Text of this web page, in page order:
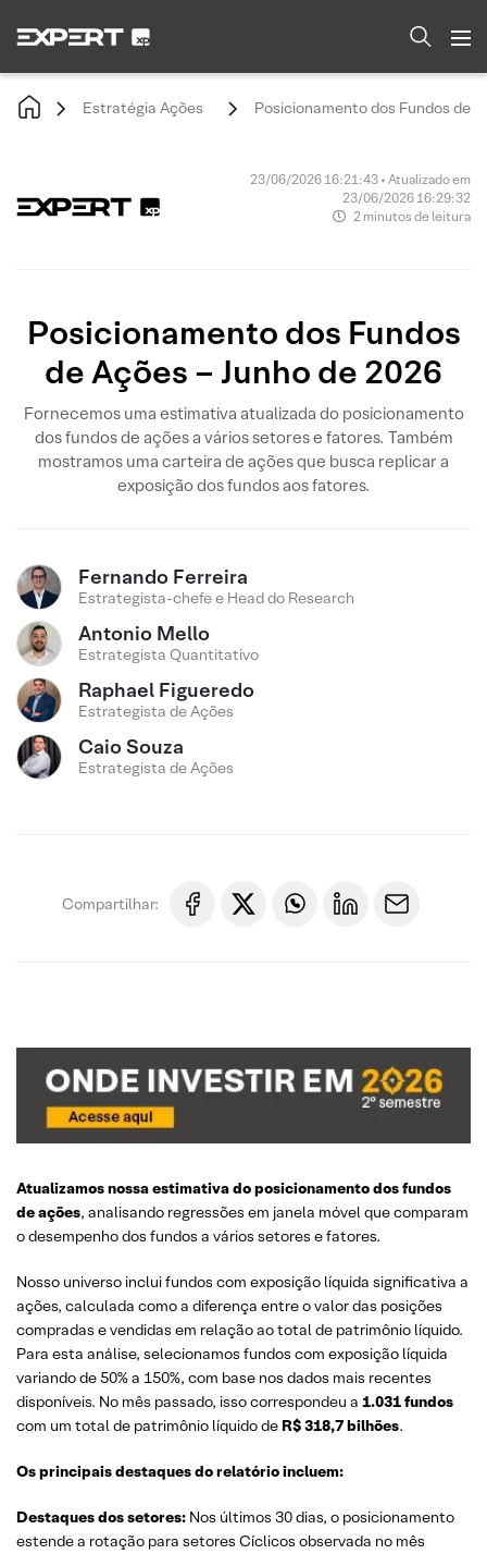
Estratégia Ações Posicionamento dos Fundos de
23/06/2026 16:21:43 • Atualizado em
23/06/2026 16:29:32
2 minutos de leitura
Posicionamento dos Fundos
de Ações – Junho de 2026
Fornecemos uma estimativa atualizada do posicionamento
dos fundos de ações a vários setores e fatores. Também
mostramos uma carteira de ações que busca replicar a
exposição dos fundos aos fatores.
Fernando Ferreira
Estrategista-chefe e Head do Research
Antonio Mello
Estrategista Quantitativo
Raphael Figueredo
Estrategista de Ações
Caio Souza
Estrategista de Ações
Compartilhar:
Atualizamos nossa estimativa do posicionamento dos fundos
de ações, analisando regressões em janela móvel que comparam
o desempenho dos fundos a vários setores e fatores.
Nosso universo inclui fundos com exposição líquida significativa a
ações, calculada como a diferença entre o valor das posições
compradas e vendidas em relação ao total de patrimônio líquido.
Para esta análise, selecionamos fundos com exposição líquida
variando de 50% a 150%, com base nos dados mais recentes
disponíveis. No mês passado, isso correspondeu a 1.031 fundos
com um total de patrimônio líquido de R$ 318,7 bilhões.
Os principais destaques do relatório incluem:
Destaques dos setores: Nos últimos 30 dias, o posicionamento
estende a rotação para setores Cíclicos observada no mês